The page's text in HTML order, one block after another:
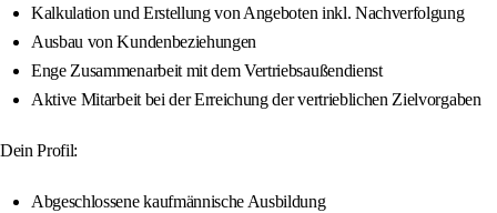
Kalkulation und Erstellung von Angeboten inkl. Nachverfolgung
Ausbau von Kundenbeziehungen
Enge Zusammenarbeit mit dem Vertriebsaußendienst
Aktive Mitarbeit bei der Erreichung der vertrieblichen Zielvorgaben
Dein Profil:
Abgeschlossene kaufmännische Ausbildung